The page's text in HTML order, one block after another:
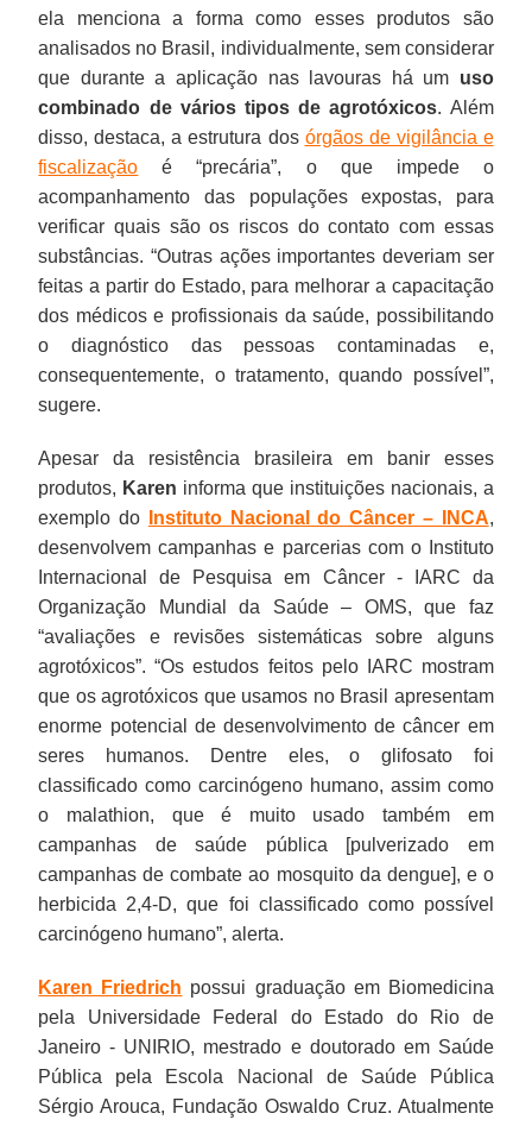
ela menciona a forma como esses produtos são
analisados no Brasil, individualmente, sem considerar
que durante a aplicação nas lavouras há um uso
combinado de vários tipos de agrotóxicos. Além
disso, destaca, a estrutura dos órgãos de vigilância e
fiscalização é “precária”, o que impede o
acompanhamento das populações expostas, para
verificar quais são os riscos do contato com essas
substâncias. “Outras ações importantes deveriam ser
feitas a partir do Estado, para melhorar a capacitação
dos médicos e profissionais da saúde, possibilitando
o diagnóstico das pessoas contaminadas e,
consequentemente, o tratamento, quando possível”,
sugere.
Apesar da resistência brasileira em banir esses
produtos, Karen informa que instituições nacionais, a
exemplo do
Instituto Nacional do Câncer – INCA,
desenvolvem campanhas e parcerias com o Instituto
Internacional de Pesquisa em Câncer - IARC da
Organização Mundial da Saúde – OMS, que faz
“avaliações e revisões sistemáticas sobre alguns
agrotóxicos”. “Os estudos feitos pelo IARC mostram
que os agrotóxicos que usamos no Brasil apresentam
enorme potencial de desenvolvimento de câncer em
seres humanos. Dentre eles, o glifosato foi
classificado como carcinógeno humano, assim como
o malathion, que é muito usado também em
campanhas de saúde pública [pulverizado em
campanhas de combate ao mosquito da dengue], e o
herbicida 2,4-D, que foi classificado como possível
carcinógeno humano”, alerta.
Karen Friedrich possui graduação em Biomedicina
pela Universidade Federal do Estado do Rio de
Janeiro - UNIRIO, mestrado e doutorado em Saúde
Pública pela Escola Nacional de Saúde Pública
Sérgio Arouca, Fundação Oswaldo Cruz. Atualmente